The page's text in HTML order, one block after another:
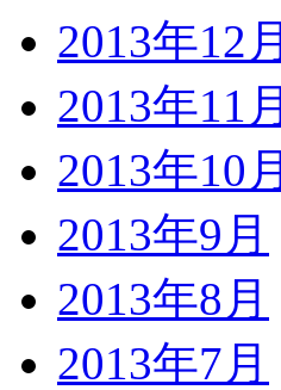
2013年12月
2013年11月
2013年10月
2013年9月
2013年8月
2013年7月